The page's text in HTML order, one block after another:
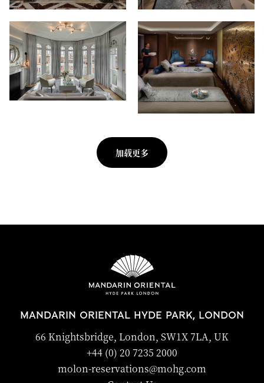
加载更多
MANDARIN ORIENTAL HYDE PARK, LONDON
66 Knightsbridge, London, SW1X 7LA, UK
+44 (0) 20 7235 2000
molon-reservations@mohg.com